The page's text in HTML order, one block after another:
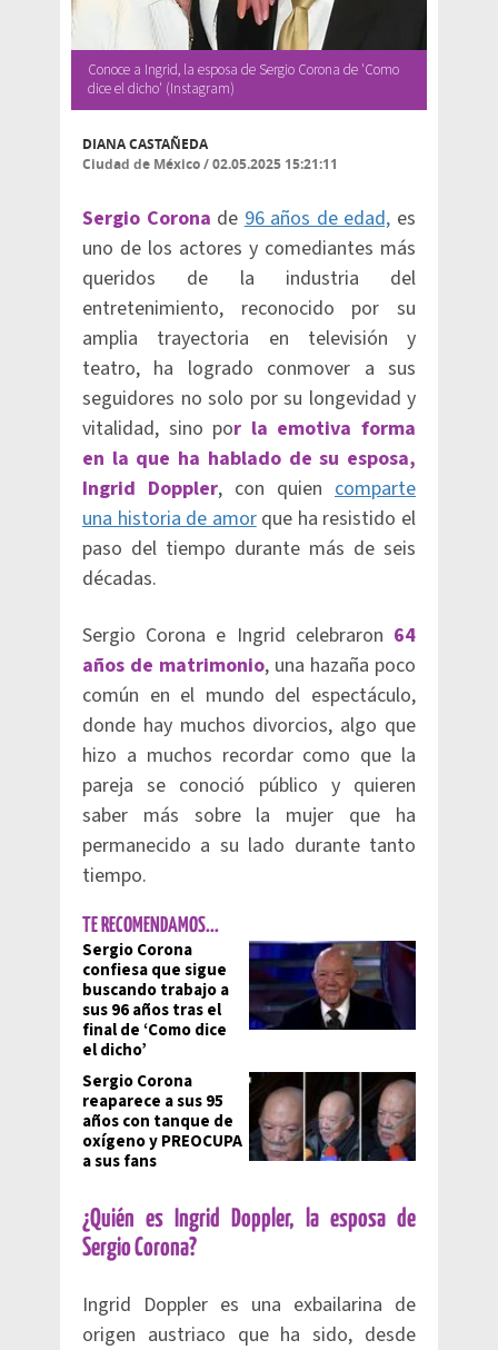
Conoce a Ingrid, la esposa de Sergio Corona de 'Como
dice el dicho' (Instagram)
DIANA CASTAÑEDA
Ciudad de México/02.05.2025 15:21:11
Sergio Corona de96 años de edad, es
uno de los actores y comediantes más
queridos de la industria del
entretenimiento, reconocido por su
amplia trayectoria en televisión y
teatro, ha logrado conmover a sus
seguidores no solo por su longevidad y
vitalidad, sino por la emotiva forma
en la que ha hablado de su esposa,
Ingrid Doppler, con quien comparte
una historia de amorque ha resistido el
paso del tiempo durante más de seis
décadas.
Sergio Corona e Ingrid celebraron 64
años de matrimonio, una hazaña poco
común en el mundo del espectáculo,
donde hay muchos divorcios, algo que
hizo a muchos recordar como que la
pareja se conoció público y quieren
saber más sobre la mujer que ha
permanecido a su lado durante tanto
tiempo.
TE RECOMENDAMOS...
Sergio Corona
confiesa que sigue
buscando trabajo a
sus 96 años tras el
final de ‘Como dice
el dicho’
Sergio Corona
reaparece a sus 95
años con tanque de
oxígeno y PREOCUPA
a sus fans
¿Quién es Ingrid Doppler, la esposa de
Sergio Corona?
Ingrid Doppler es una exbailarina de
origen austriaco que ha sido, desde